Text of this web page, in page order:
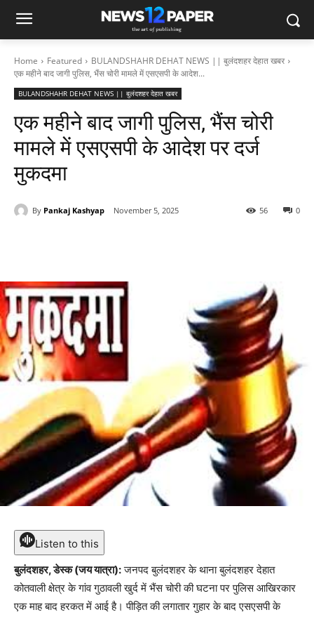
Home Featured
BULANDSHAHR DEHAT NEWS || बुलंदशहर देहात खबर
एक महीने बाद जागी पुलिस, भैंस चोरी मामले में एसएसपी के आदेश...
BULANDSHAHR DEHAT NEWS || बुलंदशहर देहात खबर
एक महीने बाद जागी पुलिस, भैंस चोरी
मामले में एसएसपी के आदेश पर दर्ज
मुकदमा
By Pankaj Kashyap November 5, 2025 0
56
Listen to this
बुलंदशहर, डेस्क (जय यात्रा):जनपद बुलंदशहर के थाना बुलंदशहर देहात
कोतवाली क्षेत्र के गांव गुठावली खुर्द में भैंस चोरी की घटना पर पुलिस आखिरकार
एक माह बाद हरकत में आई है। पीड़ित की लगातार गुहार के बाद एसएसपी के